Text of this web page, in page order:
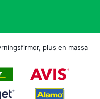
plus en massa